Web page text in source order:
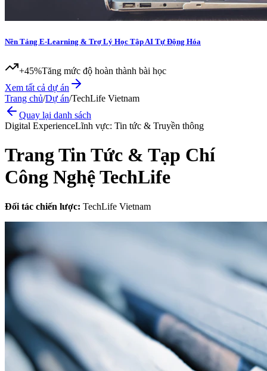
Nền Tảng E-Learning & Trợ Lý Học Tập AI Tự Động Hóa
+45%Tăng mức độ hoàn thành bài học
Xem tất cả dự án
Trang chủ/Dự án/TechLife Vietnam
Quay lại danh sách
Digital ExperienceLĩnh vực: Tin tức & Truyền thông
Trang Tin Tức & Tạp Chí
Công Nghệ TechLife
Đối tác chiến lược: TechLife Vietnam